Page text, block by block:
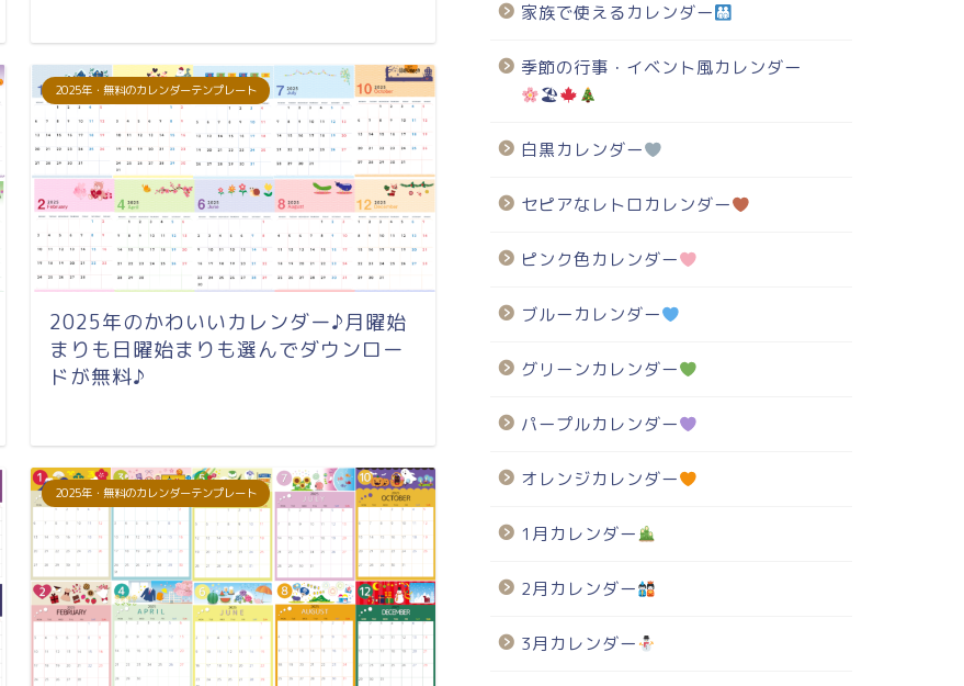
2025年・無料のカレンダーテンプレート
2025年のかわいいカレンダー♪月曜始
まりも日曜始まりも選んでダウンロー
ドが無料♪
2025年・無料のカレンダーテンプレート
家族で使えるカレンダー
季節の行事・イベント風カレンダー
🏖
白黒カレンダー
セピアなレトロカレンダー
ピンク色カレンダー
ブルーカレンダー
グリーンカレンダー
パープルカレンダー
オレンジカレンダー
1月カレンダー
2月カレンダー
3月カレンダー